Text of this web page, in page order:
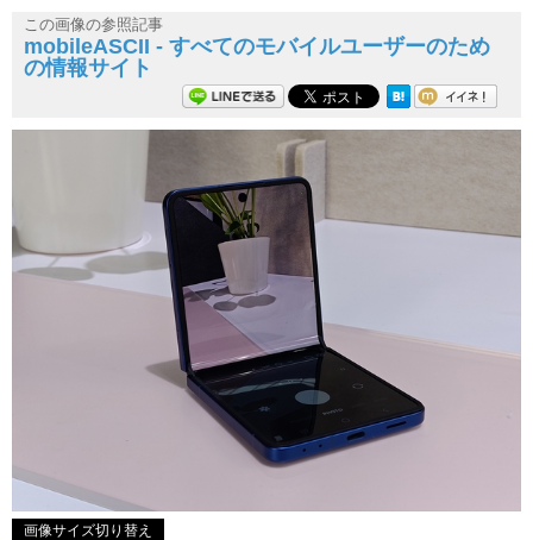
この画像の参照記事
mobileASCII - すべてのモバイルユーザーのため
の情報サイト
画像サイズ切り替え